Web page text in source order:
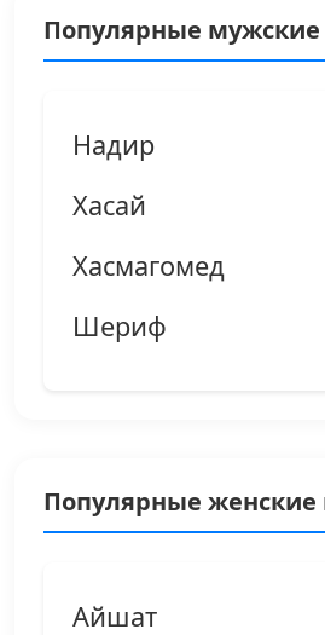
Популярные
Надир
Хасай
Хасмагомед
Шериф
Популярные
Айшат